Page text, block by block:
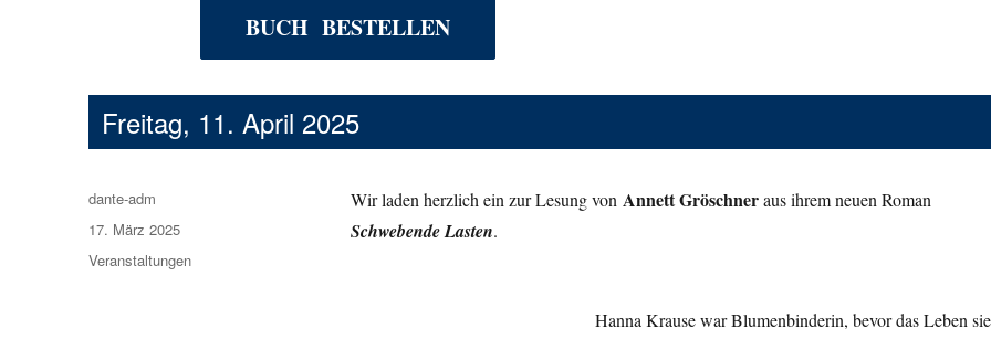
BUCH BESTELLEN
Freitag, 11. April 2025
Wir laden herzlich ein zur Lesung von Annett Gröschneraus ihrem neuen Roman
Schwebende Lasten.
Hanna Krause war Blumenbinderin, bevor das Leben sie
Autor
dante-adm
Veröffentlicht
am
17. März 2025
Kategorien
Veranstaltungen